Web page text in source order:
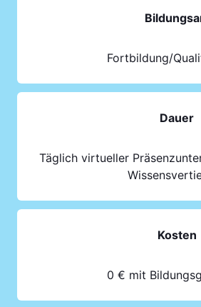
Fortbildung/
Dauer
Täglich virtueller
Kosten
0 € mit